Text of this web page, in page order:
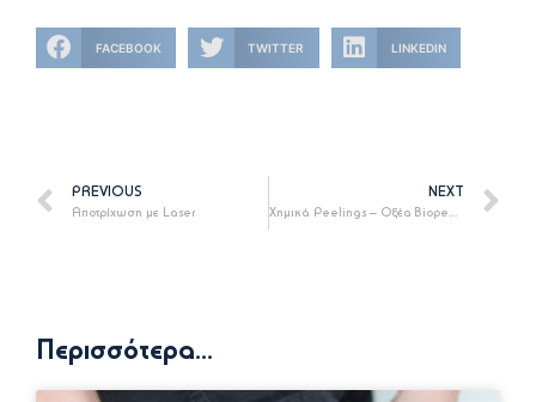
FACEBOOK TWITTER LINKEDIN
PREVIOUS
Αποτρίχωση με Laser
NEXT
Χημικά Peelings – Οξέα Biopeelings
Περισσότερα...